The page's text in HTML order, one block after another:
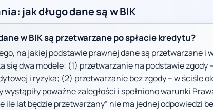
jak długo dane są w BIK
w BIK są przetwarzane po spłacie kredytu?
na jakiej podstawie prawnej dane są przetwarzane i
się dwa modele: (1) przetwarzanie na podstawie zgody
i ryzyka; (2) przetwarzanie bez zgody – w ściśle
wystąpiły poważne zaległości i spełniono warunki
ile lat będzie przetwarzany” nie ma jednej odpowiedzi